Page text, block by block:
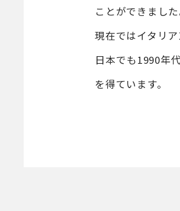
ことができました
現在ではイタリ
日本でも1990年
を得ています。